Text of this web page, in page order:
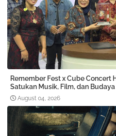
Remember Fest x Cube Concert
Satukan Musik, Film, dan
August 04, 2026